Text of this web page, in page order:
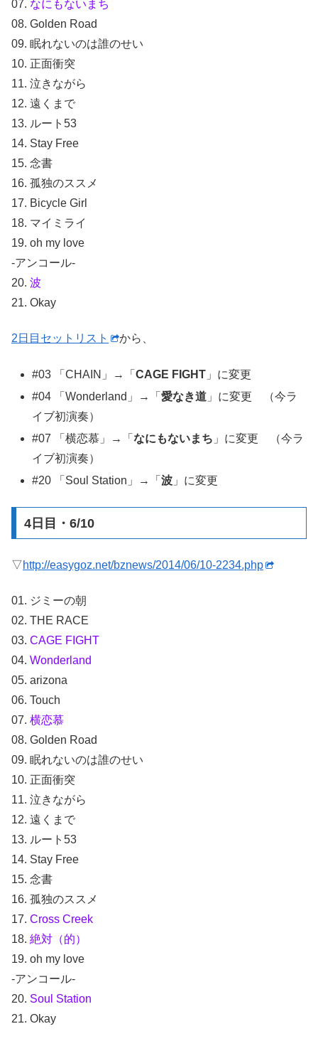
07. なにもないまち
08. Golden Road
09. 眠れないのは誰のせい
10. 正面衝突
11. 泣きながら
12. 遠くまで
13. ルート53
14. Stay Free
15. 念書
16. 孤独のススメ
17. Bicycle Girl
18. マイミライ
19. oh my love
-アンコール-
20. 波
21. Okay
2日目セットリスト から、
#03 「CHAIN」→「CAGE FIGHT 」に変更
#04 「Wonderland」→「愛なき道 」に変更 （今ラ
イブ初演奏）
#07 「横恋慕」→「なにもないまち 」に変更 （今ラ
イブ初演奏）
#20 「Soul Station」→「波 」に変更
4日目・6/10
▽http://easygoz.net/bznews/2014/06/10-2234.php
01. ジミーの朝
02. THE RACE
03. CAGE FIGHT
04. Wonderland
05. arizona
06. Touch
07. 横恋慕
08. Golden Road
09. 眠れないのは誰のせい
10. 正面衝突
11. 泣きながら
12. 遠くまで
13. ルート53
14. Stay Free
15. 念書
16. 孤独のススメ
17. Cross Creek
18. 絶対（的）
19. oh my love
-アンコール-
20. Soul Station
21. Okay